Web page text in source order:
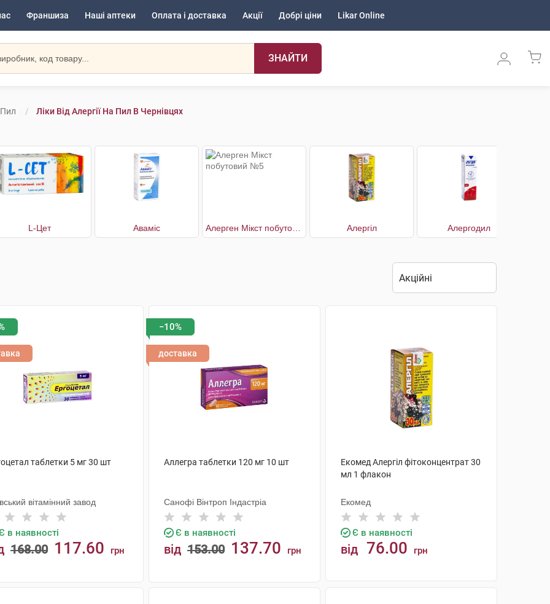
Франшиза Наші аптеки Оплата і доставка Акції Добрі ціни Likar Online
ЗНАЙТИ
Пил Ліки Від Алергії На Пил В Чернівцях
L-Цет Аваміс Алергіл Алергодил
таблетки 5 мг 30 шт
вітамінний завод
в наявності
168.00 117.60 грн
−10%
доставка
Аллегра таблетки 120 мг 10 шт
Санофі Вінтроп Індастріа
Є в наявності
від 153.00 137.70 грн
Екомед Алергіл фітоконцентрат 30
мл 1 флакон
Екомед
Є в наявності
від 76.00 грн